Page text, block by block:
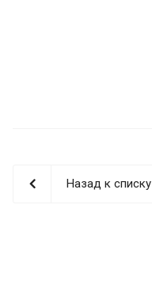
Назад к списку